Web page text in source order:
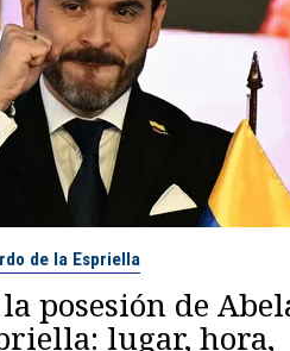
de la Espriella
posesión de
lugar, hora,